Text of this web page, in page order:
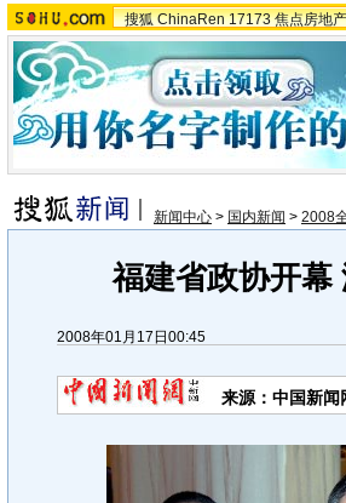
搜狐 ChinaRen 17173 焦点房地产
新闻中心 > 国内新闻 > 2008
福建省政协开幕
2008年01月17日00:45
来源：中国新闻